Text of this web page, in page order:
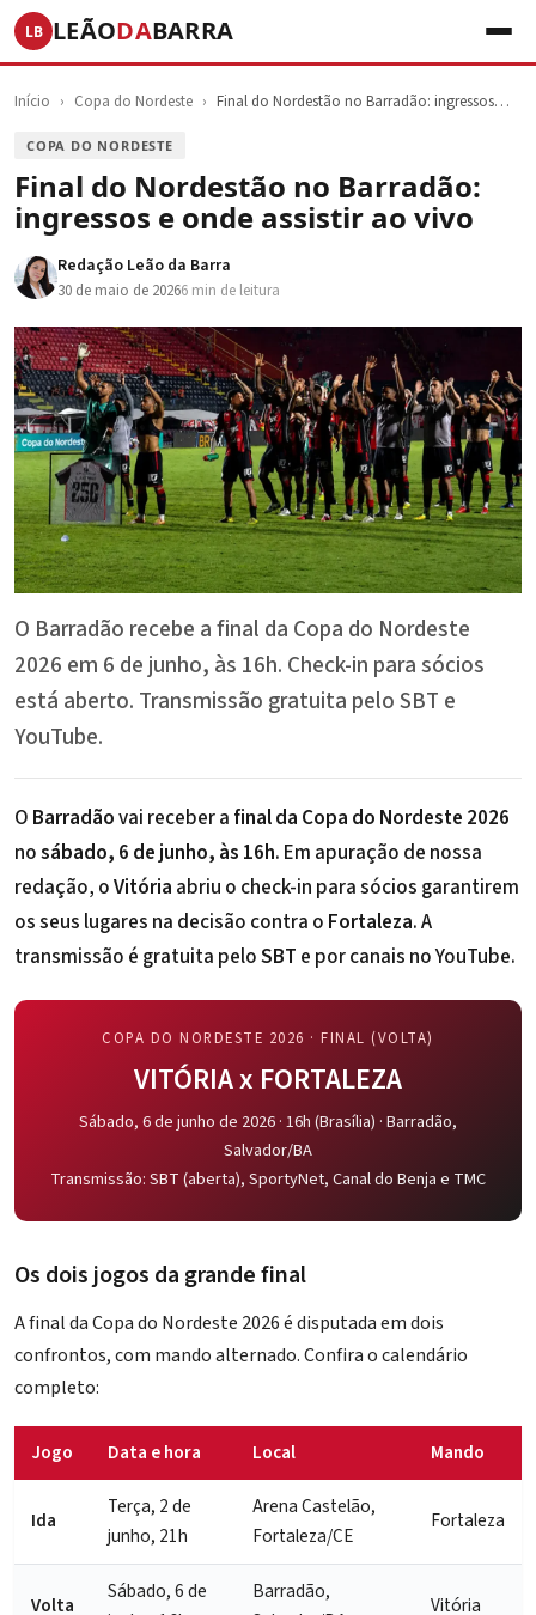
LB LEÃODABARRA
Início › Copa do Nordeste › Final do Nordestão no Barradão: ingressos…
COPA DO NORDESTE
Final do Nordestão no Barradão:
ingressos e onde assistir ao vivo
Redação Leão da Barra
30 de maio de 20266 min de leitura
O Barradão recebe a final da Copa do Nordeste
2026 em 6 de junho, às 16h. Check-in para sócios
está aberto. Transmissão gratuita pelo SBT e
YouTube.
O Barradãovai receber a final da Copa do Nordeste 2026
nosábado, 6 de junho, às 16h. Em apuração de nossa
redação, oVitória abriu o check-in para sócios garantirem
os seus lugares na decisão contra o Fortaleza. A
transmissão é gratuita peloSBT e por canais no YouTube.
COPA DO NORDESTE 2026 · FINAL (VOLTA)
VITÓRIA x FORTALEZA
Sábado, 6 de junho de 2026 · 16h (Brasília) ·Barradão,
Salvador/BA
Transmissão: SBT (aberta), SportyNet, Canal do Benja e TMC
Os dois jogos da grande final
A final da Copa do Nordeste 2026 é disputada em dois
confrontos, com mando alternado. Confira o calendário
completo:
Jogo Data e hora Local Mando
Ida
Terça, 2 de
junho, 21h
Arena Castelão,
Fortaleza/CE
Fortaleza
Volta
Sábado, 6 de
Barradão,
Vitória